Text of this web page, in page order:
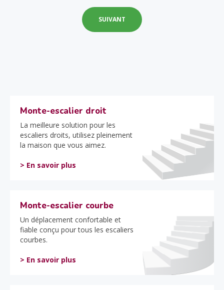
Monte-escalier droit
La meilleure solution pour les
escaliers droits, utilisez pleinement
la maison que vous aimez.
> En savoir plus
Monte-escalier courbe
Un déplacement confortable et
fiable conçu pour tous les escaliers
courbes.
> En savoir plus